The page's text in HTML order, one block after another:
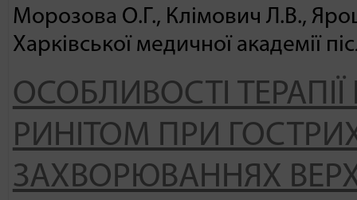
Морозова О.Г., Клімович Л.В.,
Харківської медичної академії
ОСОБЛИВОСТІ
РИНІТОМ ПРИ
ЗАХВОРЮВАННЯХ